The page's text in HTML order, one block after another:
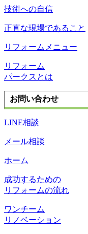
技術への自信
正直な現場であること
リフォームメニュー
リフォーム
パークスとは
お問い合わせ
LINE相談
メール相談
ホーム
成功するための
リフォームの流れ
ワンチーム
リノベーション